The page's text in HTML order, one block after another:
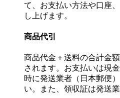
て、お支払い方法や口座
し上げます。
商品代引
商品代金＋送料の合計金
されます。お支払いは現
時に発送業者（日本郵便
い。また、領収証は発送